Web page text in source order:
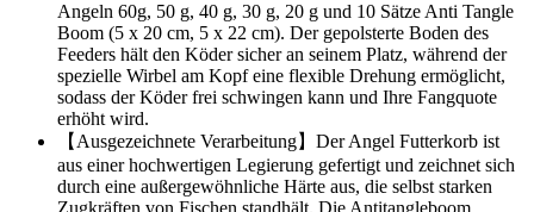
Angeln 60g, 50 g, 40 g, 30 g, 20 g und 10 Sätze Anti Tangle
Boom (5 x 20 cm, 5 x 22 cm). Der gepolsterte Boden des
Feeders hält den Köder sicher an seinem Platz, während der
spezielle Wirbel am Kopf eine flexible Drehung ermöglicht,
sodass der Köder frei schwingen kann und Ihre Fangquote
erhöht wird.
【Ausgezeichnete Verarbeitung】Der Angel Futterkorb ist
aus einer hochwertigen Legierung gefertigt und zeichnet sich
durch eine außergewöhnliche Härte aus, die selbst starken